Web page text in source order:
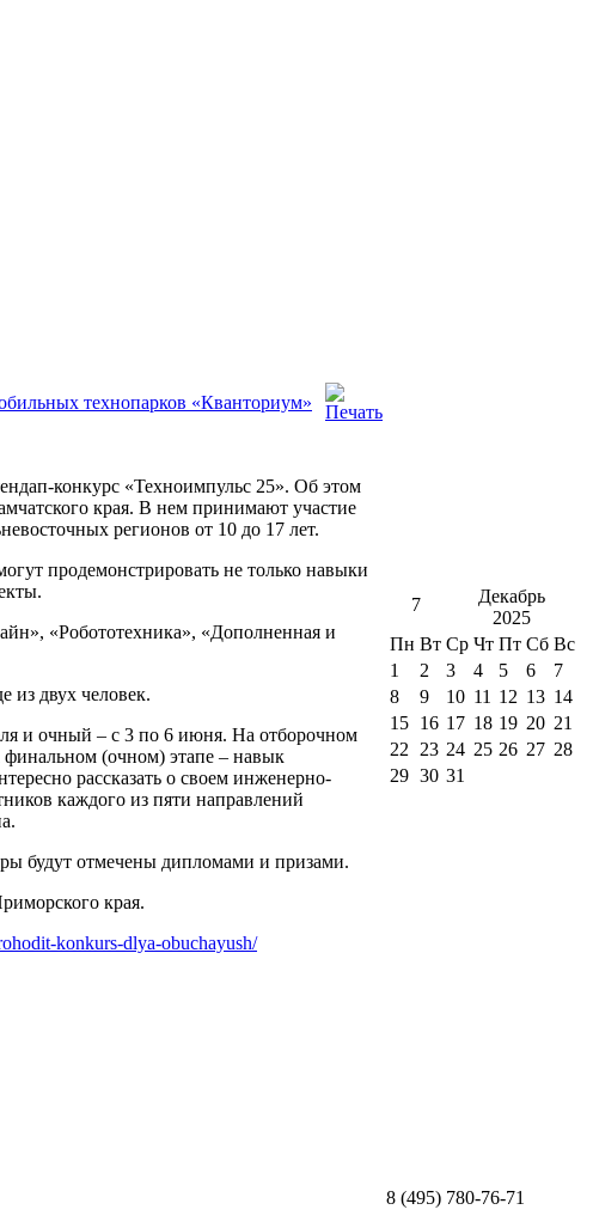
технопарков «Кванториум»
конкурс «Техноимпульс 25». Об этом
края. В нем принимают участие
регионов от 10 до 17 лет.
продемонстрировать не только навыки
«Робототехника», «Дополненная и
из двух человек.
и очный – с 3 по 6 июня. На отборочном
финальном (очном) этапе – навык
рассказать о своем инженерно-
каждого из пяти направлений
будут отмечены дипломами и призами.
края.
konkurs-dlya-obuchayush/
7
Декабрь
2025
Пн Вт Ср Чт Пт Сб Вс
1
2 3 4 5 6
7
8
9 10 11 12 13 14
15 16 17 18 19 20 21
22
23 24 25 26 27 28
29 30 31
8 (495) 780-76-71